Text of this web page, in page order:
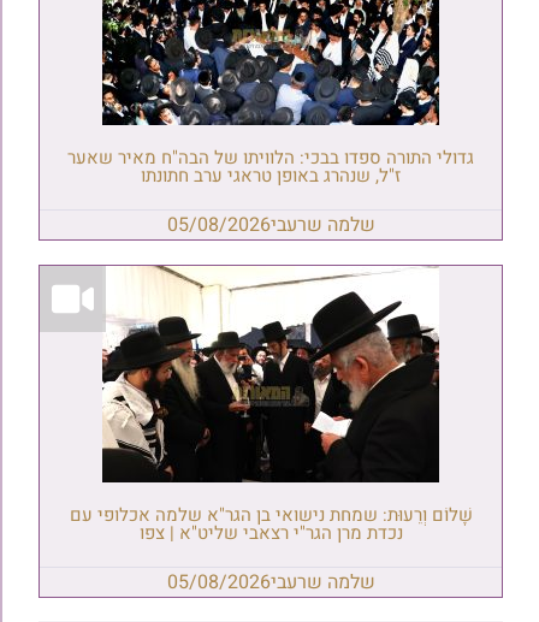
גדולי התורה ספדו בבכי: הלוויתו של הבה"ח מאיר שאער
ז"ל, שנהרג באופן טראגי ערב חתונתו
שלמה שרעבי05/08/2026
שָׁלוֹם וְרֵעוּת: שמחת נישואי בן הגר"א שלמה אכלופי עם
נכדת מרן הגר"י רצאבי שליט"א | צפו
שלמה שרעבי05/08/2026